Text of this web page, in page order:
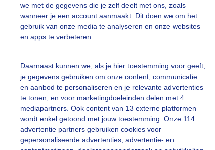
we met de gegevens die je zelf deelt met ons, zoals
wanneer je een account aanmaakt. Dit doen we om het
gebruik van onze media te analyseren en onze websites
en apps te verbeteren.
Daarnaast kunnen we, als je hier toestemming voor geeft,
je gegevens gebruiken om onze content, communicatie
en aanbod te personaliseren en je relevante advertenties
te tonen, en voor marketingdoeleinden delen met 4
mediapartners. Ook content van 13 externe platformen
wordt enkel getoond met jouw toestemming. Onze 114
advertentie partners gebruiken cookies voor
gepersonaliseerde advertenties, advertentie- en
laaghangende bewolking en kou. De kou zie je niet,
Christine Weston Gemaakt: 11-06-2026, 20x bekeken